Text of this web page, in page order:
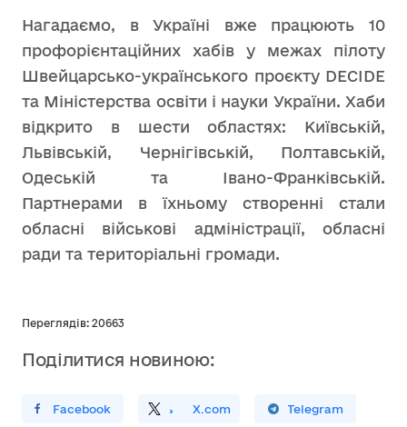
Нагадаємо, в Україні вже працюють 10
профорієнтаційних хабів у межах пілоту
Швейцарсько-українського проєкту DECIDE
та Міністерства освіти і науки України. Хаби
відкрито в шести областях: Київській,
Львівській, Чернігівській, Полтавській,
Одеській та Івано-Франківській.
Партнерами в їхньому створенні стали
обласні військові адміністрації, обласні
ради та територіальні громади.
Переглядів: 20663
Поділитися новиною:
У FacebookПоділитись X.com
Поширити У Telegram